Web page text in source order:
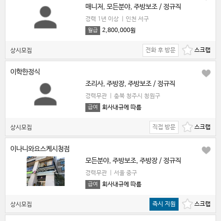
매니저, 모든분야, 주방보조 / 정규직
경력 1년 이상 인천 서구
월급 2,800,000원
상시모집 전화 후 방문
이학한정식
조리사, 주방장, 주방보조 / 정규직
경력무관 충북 청주시 청원구
급여 회사내규에 따름
상시모집 직접 방문
이나니와요스케시청점
모든분야, 주방보조, 주방장 / 정규직
경력무관 서울 중구
급여 회사내규에 따름
상시모집 즉시 지원